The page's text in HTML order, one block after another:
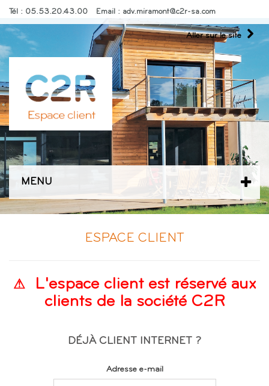
Tél : 05.53.20.43.00 Email : adv.miramont@c2r-sa.com
Aller sur le site
MENU
ESPACE CLIENT
L'espace client est réservé aux
clients de la société C2R
DÉJÀ CLIENT INTERNET ?
Adresse e-mail